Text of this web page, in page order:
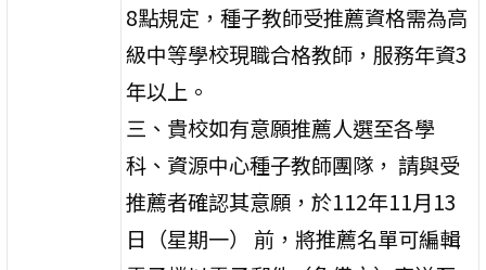
8點規定，種子教師受推薦資格需為高
級中等學校現職合格教師，服務年資3
年以上。
三、貴校如有意願推薦人選至各學
科、資源中心種子教師團隊， 請與受
推薦者確認其意願，於112年11月13
日（星期一） 前，將推薦名單可編輯